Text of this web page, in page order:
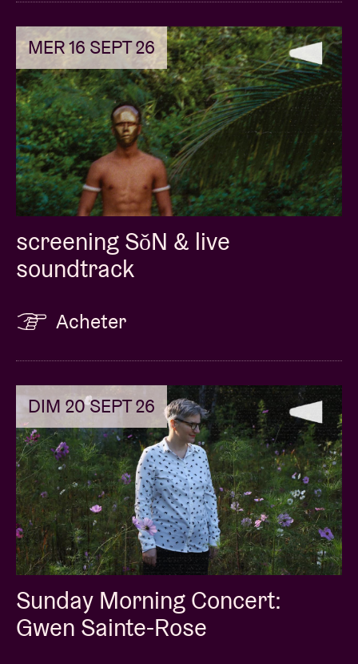
MER 16 SEPT 26
screening SǒN & live
soundtrack
Acheter
DIM 20 SEPT 26
Sunday Morning Concert:
Gwen Sainte-Rose